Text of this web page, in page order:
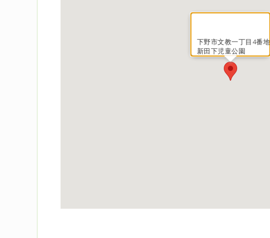
下野市文教一丁目4番地
新田下児童公園